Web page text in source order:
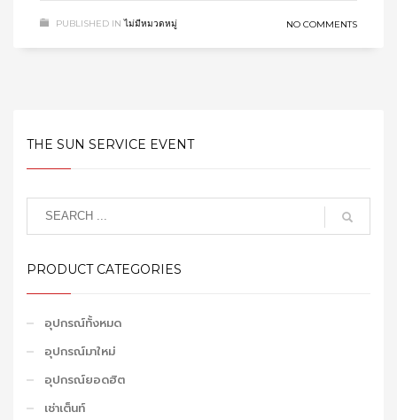
PUBLISHED IN ไม่มีหมวดหมู่ NO COMMENTS
THE SUN SERVICE EVENT
PRODUCT CATEGORIES
อุปกรณ์ทั้งหมด
อุปกรณ์มาใหม่
อุปกรณ์ยอดฮิต
เช่าเต็นท์